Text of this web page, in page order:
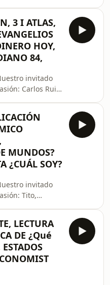
el método de
de
cuántica, en lo
muy
muy
que
líneas de
y
interesante,
3 I ATLAS,
HOY,
84,
invitado
Carlos Ruiz
plática
Costa Rica
puntuales.
una
su libro Edicto
un libro
manifestar lo
La
lleva
MUNDOS?
¿CUÁL SOY?
invitado
Tito,
del
de
una cuenta
maya
del año de
26 de julio, y
LECTURA
DE ¿Qué